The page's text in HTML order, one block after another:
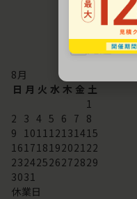
配送・
8月
日 月 火 水 木 金 土
1
2 3 4 5 6 7 8
9 101112131415
16171819202122
23242526272829
3031
休業日